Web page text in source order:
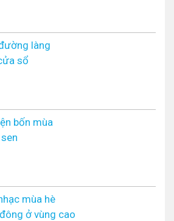
làng
sổ
bốn mùa
mùa hè
ở vùng cao